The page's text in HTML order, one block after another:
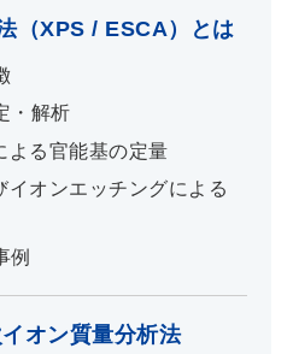
（XPS / ESCA）とは
・解析
よる官能基の定量
イオンエッチングによる
例
オン質量分析法